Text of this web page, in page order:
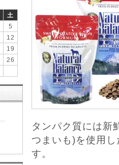
土
5
12
19
26
タンパク質には新
つまいも)を使用
す。